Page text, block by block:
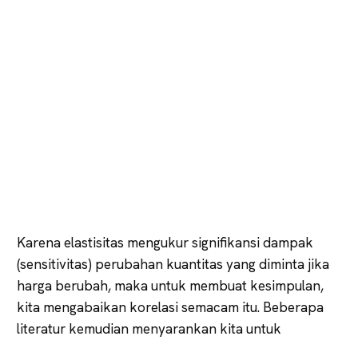
Karena elastisitas mengukur signifikansi dampak
(sensitivitas) perubahan kuantitas yang diminta jika
harga berubah, maka untuk membuat kesimpulan,
kita mengabaikan korelasi semacam itu. Beberapa
literatur kemudian menyarankan kita untuk